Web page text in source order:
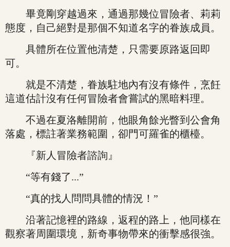
畢竟剛穿越過來，通過那幾位冒險者、莉莉
態度，自己絕對是那個不知道名字的眷族成員。
具體所在位置他清楚，只需要原路返回即
可。
就是不清楚，眷族駐地內有沒有條件，烹飪
這道估計沒有任何冒險者會嘗試的黑暗料理。
不過在夏洛離開前，他眼角餘光瞥到公會角
落處，標註著業務範圍，卻門可羅雀的櫃檯。
『新人冒險者諮詢』
“等有錢了...”
“真的找人問問具體的情況！”
沿著記憶裡的路線，返程的路上，他同樣在
觀察著周圍環境，新奇事物帶來的衝擊感很強。